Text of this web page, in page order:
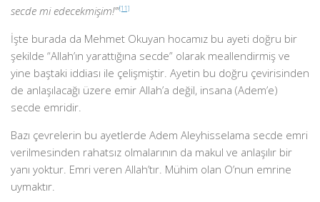
secde mi edecekmişim!’”[11]
İşte burada da Mehmet Okuyan hocamız bu ayeti doğru bir
şekilde “Allah’ın yarattığına secde” olarak meallendirmiş ve
yine baştaki iddiası ile çelişmiştir. Ayetin bu doğru çevirisinden
de anlaşılacağı üzere emir Allah’a değil, insana (Adem’e)
secde emridir.
Bazı çevrelerin bu ayetlerde Adem Aleyhisselama secde emri
verilmesinden rahatsız olmalarının da makul ve anlaşılır bir
yanı yoktur. Emri veren Allah’tır. Mühim olan O’nun emrine
uymaktır.